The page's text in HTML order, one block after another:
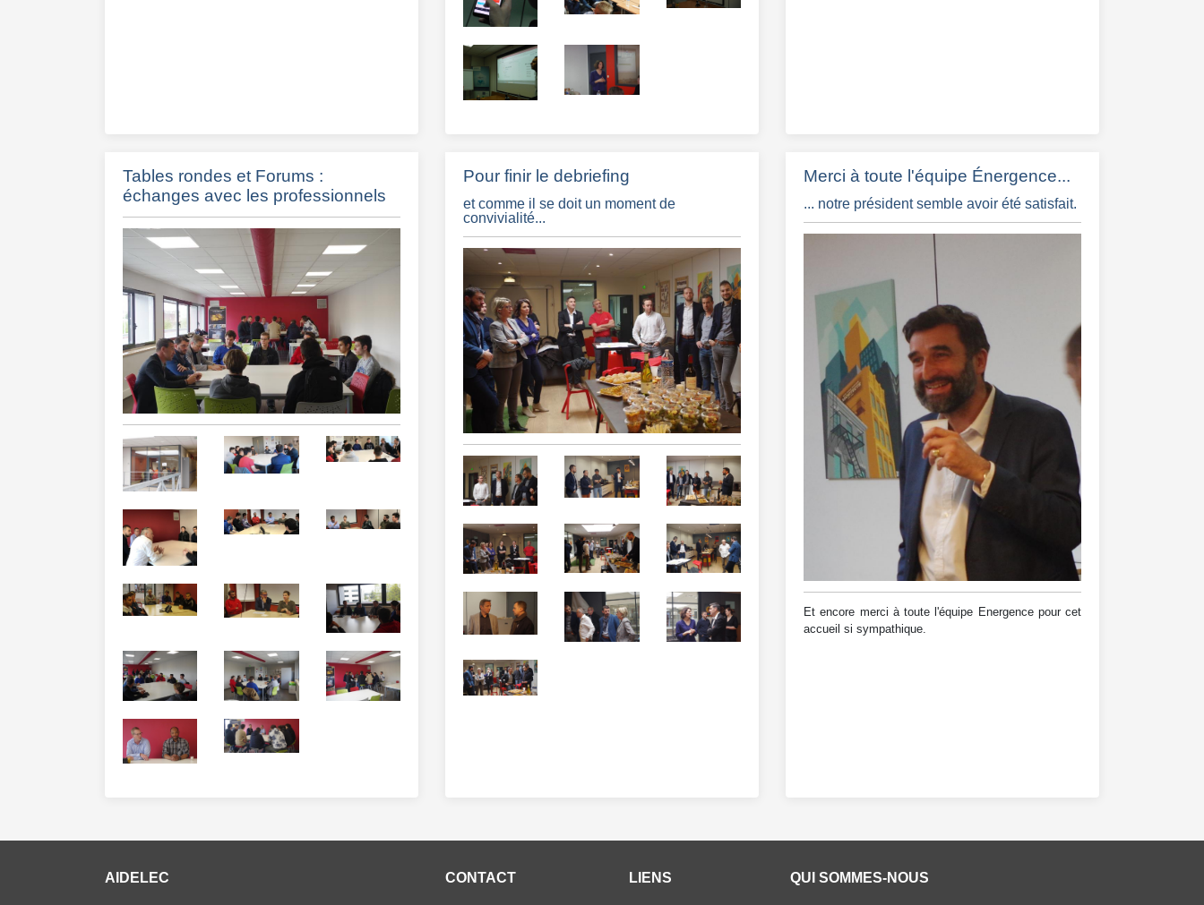
Tables rondes et Forums :
échanges avec les professionnels
Pour finir le debriefing
et comme il se doit un moment de
convivialité...
Merci à toute l'équipe Énergence...
... notre président semble avoir été satisfait.
Et encore merci à toute l'équipe Energence pour cet
accueil si sympathique.
AIDELEC CONTACT LIENS QUI SOMMES-NOUS